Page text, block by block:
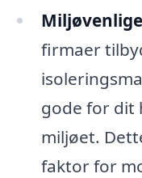
firmaer
gode for dit
miljøet.
faktor for